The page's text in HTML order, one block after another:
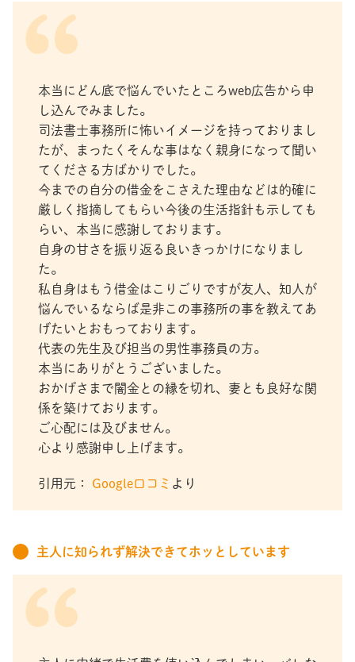
本当にどん底で悩んでいたところweb広告から申
し込んでみました。
司法書士事務所に怖いイメージを持っておりまし
たが、まったくそんな事はなく親身になって聞い
てくださる方ばかりでした。
今までの自分の借金をこさえた理由などは的確に
厳しく指摘してもらい今後の生活指針も示しても
らい、本当に感謝しております。
自身の甘さを振り返る良いきっかけになりまし
た。
私自身はもう借金はこりごりですが友人、知人が
悩んでいるならば是非この事務所の事を教えてあ
げたいとおもっております。
代表の先生及び担当の男性事務員の方。
本当にありがとうございました。
おかげさまで闇金との縁を切れ、妻とも良好な関
係を築けております。
ご心配には及びません。
心より感謝申し上げます。
引用元： Google口コミ より
主人に知られず解決できてホッとしています